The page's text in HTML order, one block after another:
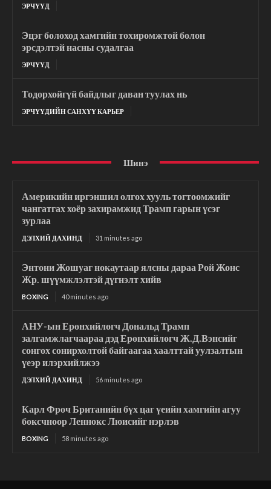
ЭРЧҮҮД
Эцэг болоход хамгийн тохиромжтой болон
эрсдэлтэй насны судалгаа
ЭРЧҮҮД
Тодорхойгүй байдлыг даван туулах нь
ЭРЧҮҮДИЙН САНХҮҮ КАРЬЕР
Шинэ
Америкийн иргэншил олгох хууль тогтоомжийг
чангатгах хоёр захирамжид Трамп гарын үсэг
зурлаа
ДЭЛХИЙ ДАХИНД 31 minutes ago
Энтони Жошуаг нокаутаар ялсны дараа Рой Жонс
Жр. шүүмжлэлтэй дүгнэлт хийв
BOXING 40 minutes ago
АНУ-ын Ерөнхийлөгч Дональд Трамп
залгамжлагчаараа дэд Ерөнхийлөгч Ж.Д.Вэнсийг
сонгох сонирхолтой байгаагаа хаалттай уулзалтын
үеэр илэрхийлжээ
ДЭЛХИЙ ДАХИНД 56 minutes ago
Карл Фроч Британийн бүх цаг үеийн хамгийн агуу
боксчноор Леннокс Люисийг нэрлэв
BOXING 58 minutes ago